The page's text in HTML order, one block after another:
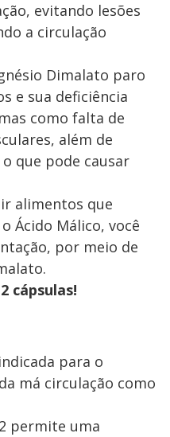
evitando lesões
a circulação
Dimalato paro
e sua deficiência
como falta de
além de
que pode causar
alimentos que
Ácido Málico, você
por meio de
cápsulas!
para o
má circulação como
permite uma